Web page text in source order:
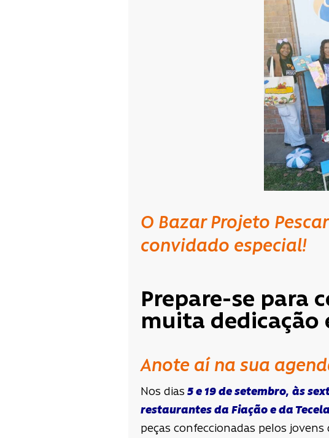
O Bazar Projeto
convidado especial!
Prepare-se para
muita dedicação
Anote aí na sua
Nos dias 5 e 19 de setembro, às
restaurantes da Fiação e da
peças confeccionadas pelos